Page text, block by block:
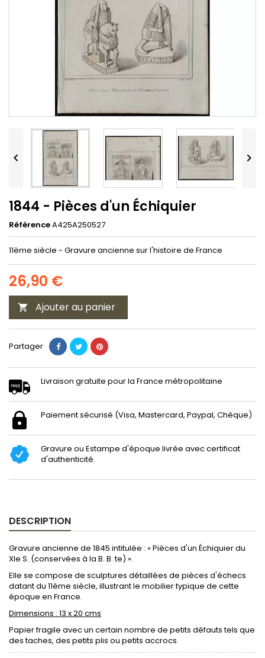
 
1844 - Pièces d'un Échiquier
RéférenceA425A250527
11ème siècle - Gravure ancienne sur l'histoire de France
26,90 €
 Ajouter au panier
Partager
Livraison gratuite pour la France métropolitaine
Paiement sécurisé (Visa, Mastercard, Paypal, Chèque)
Gravure ou Estampe d'époque livrée avec certificat
d'authenticité.
DESCRIPTION
Gravure ancienne de 1845 intitulée : « Pièces d'un Échiquier du
XIe S. (conservées à la B. B. te) ».
Elle se compose de sculptures détaillées de pièces d'échecs
datant du 11ème siècle, illustrant le mobilier typique de cette
époque en France.
Dimensions : 13 x 20 cms
Papier fragile avec un certain nombre de petits défauts tels que
des taches, des petits plis ou petits accrocs.